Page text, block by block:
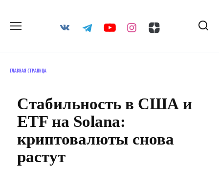
содержанию
ГЛАВНАЯ СТРАНИЦА
Стабильность в США и
ETF на Solana:
криптовалюты снова
растут